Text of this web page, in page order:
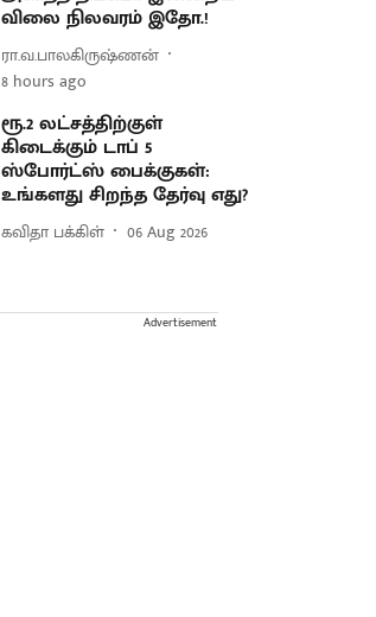
விலை நிலவரம் இதோ.!
ரா.வ.பாலகிருஷ்ணன்
8 hours ago
ரூ.2 லட்சத்திற்குள்
கிடைக்கும் டாப் 5
ஸ்போர்ட்ஸ் பைக்குகள்:
உங்களது சிறந்த தேர்வு எது?
கவிதா பக்கிள் 06 Aug 2026
Advertisement